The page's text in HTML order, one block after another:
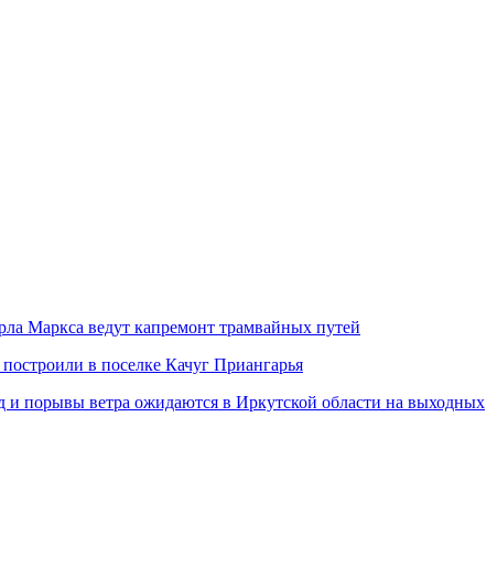
Маркса ведут капремонт трамвайных путей
в поселке Качуг Приангарья
и порывы ветра ожидаются в Иркутской области на выходных